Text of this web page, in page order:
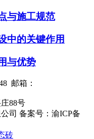
与施工规范
中的关键作用
与优势
邮箱：
88号
司 备案号：渝ICP备
砖